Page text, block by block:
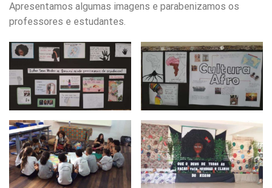
Apresentamos algumas imagens e parabenizamos os
professores e estudantes.